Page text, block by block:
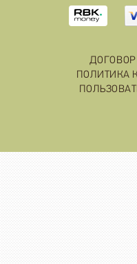
ПОЛИТИКА